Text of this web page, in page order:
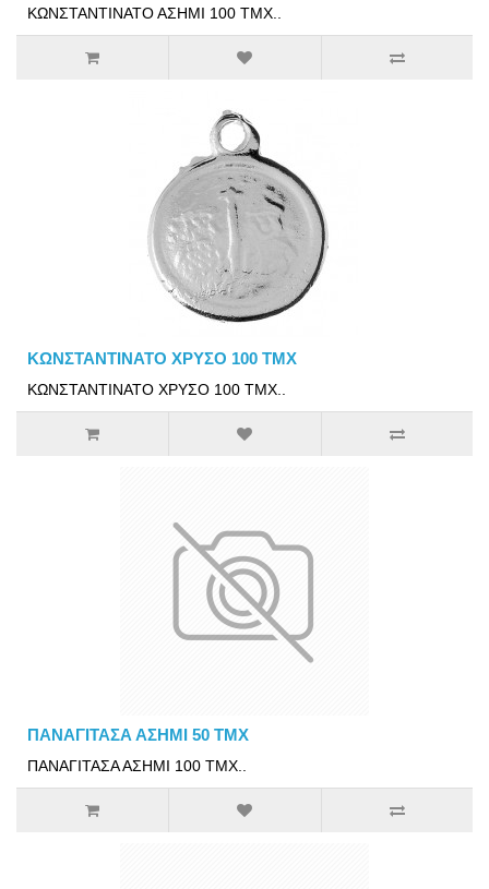
ΚΩΝΣΤΑΝΤΙΝΑΤΟ ΑΣΗΜΙ 100 ΤΜΧ..
ΚΩΝΣΤΑΝΤΙΝΑΤΟ ΧΡΥΣΟ 100 ΤΜΧ
ΚΩΝΣΤΑΝΤΙΝΑΤΟ ΧΡΥΣΟ 100 ΤΜΧ..
ΠΑΝΑΓΙΤΑΣΑ ΑΣΗΜΙ 50 ΤΜΧ
ΠΑΝΑΓΙΤΑΣΑ ΑΣΗΜΙ 100 ΤΜΧ..